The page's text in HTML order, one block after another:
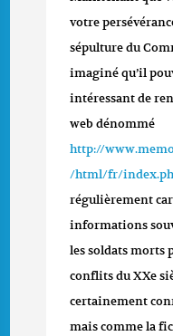
votre
sépulture du
imaginé qu’il
intéressant de
web dénommé
http://
/html/fr/
régulièrement
informations
les soldats morts
conflits du XXe
certainement
mais comme la